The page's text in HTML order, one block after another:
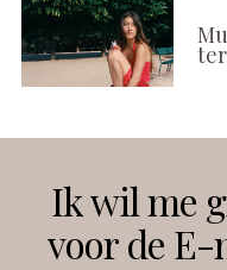
Instagram
Ik wil me
voor de